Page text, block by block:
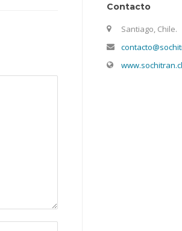
Contacto
Santiago, Chile.
www.sochitran.cl